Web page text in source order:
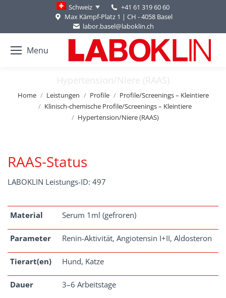
Schweiz
+41 61 319 60 60
Max Kämpf-Platz 1 | CH - 4058 Basel
labor.basel@laboklin.ch
Menu
Hypertension/Niere (RAAS)
You are here:
Home Leistungen Profile
Profile/Screenings – Kleintiere
Klinisch-chemische Profile/Screenings – Kleintiere
Hypertension/Niere (RAAS)
RAAS-Status
LABOKLIN Leistungs-ID: 497
Material Serum 1ml (gefroren)
Parameter Renin-Aktivität, Angiotensin I+II, Aldosteron
Tierart(en) Hund, Katze
Dauer 3–6 Arbeitstage